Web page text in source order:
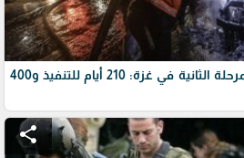
تفاصيل جديدة حول اتفاق المرحلة الثانية في غزة: 210 أيام للتنفيذ و400
share